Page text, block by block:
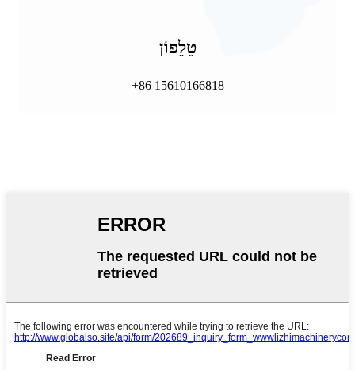
טֵלֵפוֹן
+86 15610166818